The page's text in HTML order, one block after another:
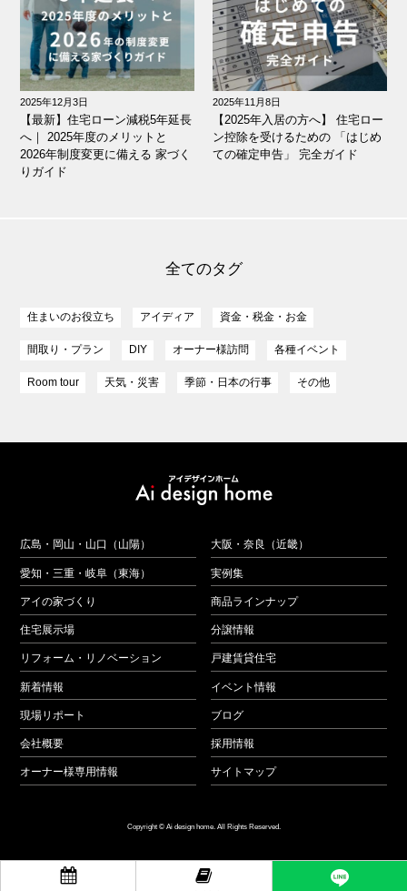
 
2025年12月3日
【最新】住宅ローン減税5年延長
へ｜ 2025年度のメリットと
2026年制度変更に備える 家づく
りガイド
2025年11月8日
【2025年入居の方へ】 住宅ロー
ン控除を受けるための 「はじめ
ての確定申告」 完全ガイド
全てのタグ
住まいのお役立ち アイディア 資金・税金・お金
間取り・プラン DIY オーナー様訪問 各種イベント
Room tour 天気・災害 季節・日本の行事 その他
広島・岡山・山口（山陽） 大阪・奈良（近畿）
愛知・三重・岐阜（東海） 実例集
アイの家づくり 商品ラインナップ
住宅展示場 分譲情報
リフォーム・リノベーション 戸建賃貸住宅
新着情報 イベント情報
現場リポート ブログ
会社概要 採用情報
オーナー様専用情報 サイトマップ
Copyright © Ai design home. All Rights Reserved.